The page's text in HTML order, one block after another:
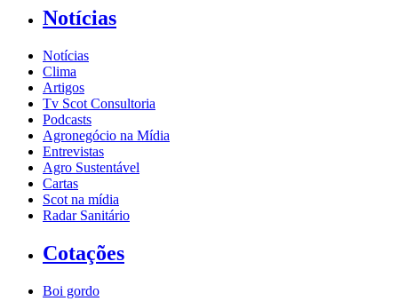
Notícias
Notícias
Clima
Artigos
Tv Scot Consultoria
Podcasts
Agronegócio na Mídia
Entrevistas
Agro Sustentável
Cartas
Scot na mídia
Radar Sanitário
Cotações
Boi gordo